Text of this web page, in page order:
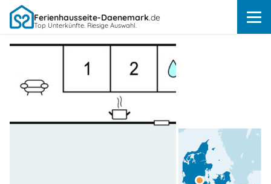
Ferienhausseite-Daenemark.de
Top Unterkünfte. Riesige Auswahl.